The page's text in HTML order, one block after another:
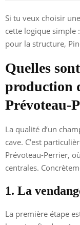
Si tu veux choisir
cette logique simple
pour la structure,
Quelles
production
Prévoteau-
La qualité d’un
cave. C’est
Prévoteau-Perrier,
centrales.
1. La
La première étape